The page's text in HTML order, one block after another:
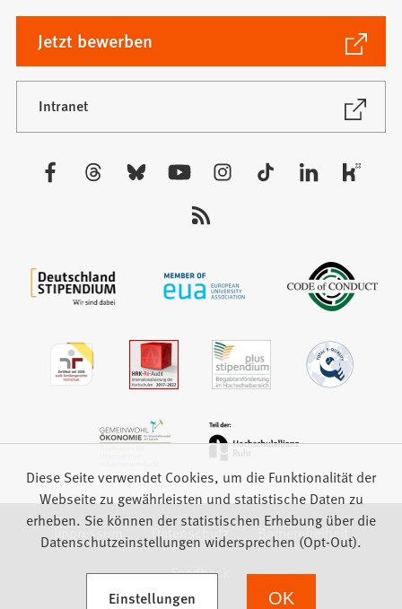
Jetzt bewerben
(Öffnet
in
einem
neuen
Tab)
Intranet
(Öffnet
neuen
Besuchen
Impressum Datenschutz
Barrierefreiheit
Feedback
Diese Seite verwendet Cookies, um die Funktionalität der
Webseite zu gewährleisten und statistische Daten zu
erheben. Sie können der statistischen Erhebung über die
Datenschutzeinstellungen widersprechen (Opt-Out).
Einstellungen
(Öffnet in einem neuen Tab) OK